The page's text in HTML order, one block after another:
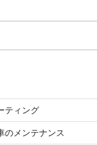
ティング
のメンテナンス